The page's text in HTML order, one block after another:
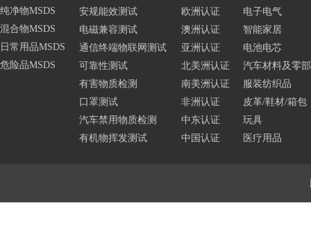
纯净物MSDS
混合物MSDS
日常用品MSDS
危险品MSDS
安规能效测试
电磁兼容测试
通信终端物联网测试
可靠性测试
有害物质检测
口罩测试
汽车禁用物质检测
有机物挥发测试
欧洲认证
澳洲认证
亚洲认证
北美洲认证
南美洲认证
非洲认证
中东认证
中国认证
电子电气
智能家居
电池电芯
汽车材料及零
服装纺织品
皮革/鞋材/箱包
玩具
医疗用品